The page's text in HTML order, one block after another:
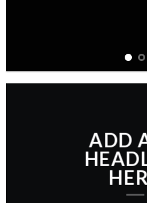
ADD